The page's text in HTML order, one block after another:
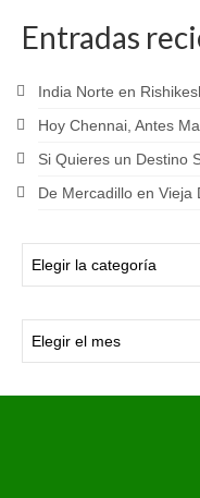
Entradas
India Norte en
Hoy Chennai, Antes
Si Quieres un Destino
De Mercadillo en Vieja